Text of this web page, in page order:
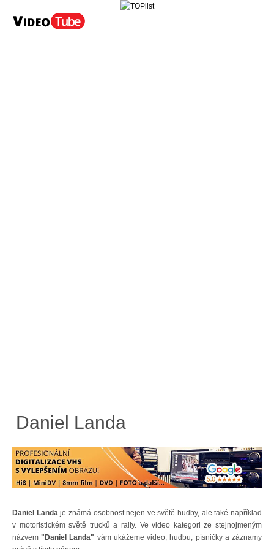
Daniel Landa
Daniel Landaje známá osobnost nejen ve světě hudby, ale také například
v motoristickém světě trucků a rally. Ve video kategori ze stejnojmeným
názvem"Daniel Landa" vám ukážeme video, hudbu, písničky a záznamy